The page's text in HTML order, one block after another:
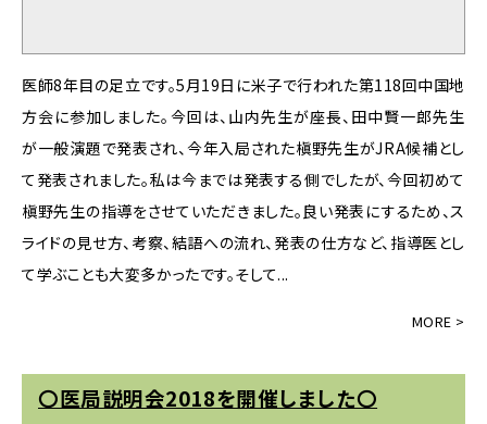
医師8年目の足立です。5月19日に米子で行われた第118回中国地
方会に参加しました。今回は、山内先生が座長、田中賢一郎先生
が一般演題で発表され、今年入局された槇野先生がJRA候補とし
て発表されました。私は今までは発表する側でしたが、今回初めて
槇野先生の指導をさせていただきました。良い発表にするため、ス
ライドの見せ方、考察、結語への流れ、発表の仕方など、指導医とし
て学ぶことも大変多かったです。そして...
〇医局説明会2018を開催しました〇